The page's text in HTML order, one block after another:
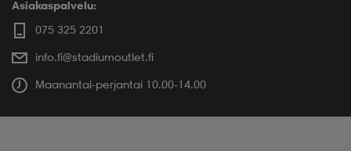
Asiakaspalvelu:
075 325 2201
info.fi@stadiumoutlet.fi
Maanantai-perjantai 10.00-14.00